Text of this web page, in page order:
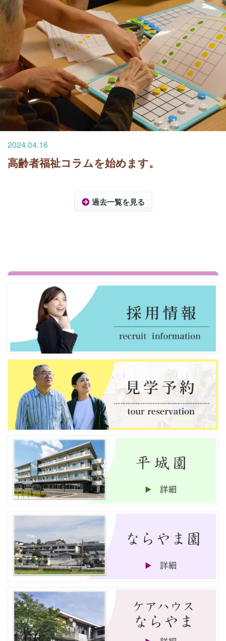
高齢者福祉コラムを始めます。
2024.04.16
過去一覧を見る